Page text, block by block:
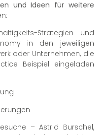
und Ideen für weitere
Strategien und
in den jeweiligen
oder Unternehmen, die
Beispiel eingeladen
– Astrid Burschel,